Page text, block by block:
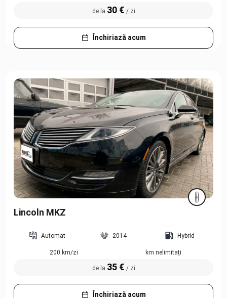
de la 30 € / zi
Închiriază acum
Lincoln MKZ
Automat 2014 Hybrid
200 km/zi km nelimitați
de la 35 € / zi
Închiriază acum